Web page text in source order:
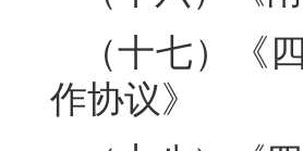
（十七）《
作协议》